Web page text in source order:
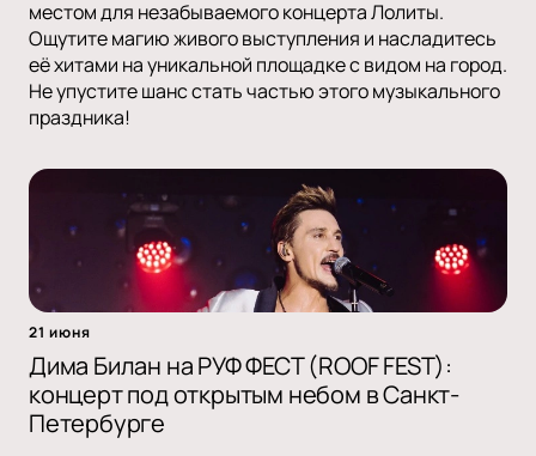
местом для незабываемого концерта Лолиты.
Ощутите магию живого выступления и насладитесь
её хитами на уникальной площадке с видом на город.
Не упустите шанс стать частью этого музыкального
праздника!
21 июня
Дима Билан на РУФ ФЕСТ (ROOF FEST):
концерт под открытым небом в Санкт-
Петербурге